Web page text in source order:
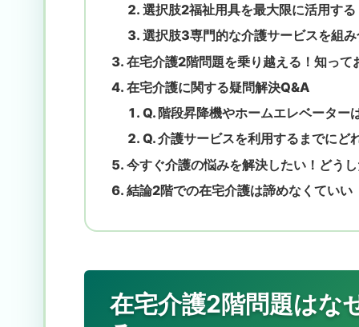
選択肢2福祉用具を最大限に活用する
選択肢3専門的な介護サービスを組
在宅介護2階問題を乗り越える！知って
在宅介護に関する疑問解決Q&A
Q. 階段昇降機やホームエレベーター
Q. 介護サービスを利用するまでにど
今すぐ介護の悩みを解決したい！どう
結論2階での在宅介護は諦めなくていい
在宅介護2階問題はな